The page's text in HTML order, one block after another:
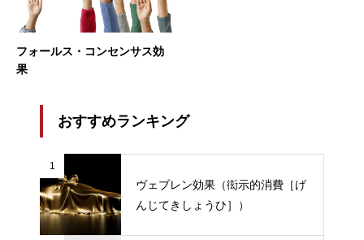
フォールス・コンセンサス効
果
おすすめランキング
1
ヴェブレン効果（衒示的消費［げ
んじてきしょうひ］）